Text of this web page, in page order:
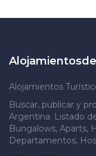
Alojamientos
Buscar, publicar y
Argentina. Listado
Bungalows, Aparts,
Departamentos,